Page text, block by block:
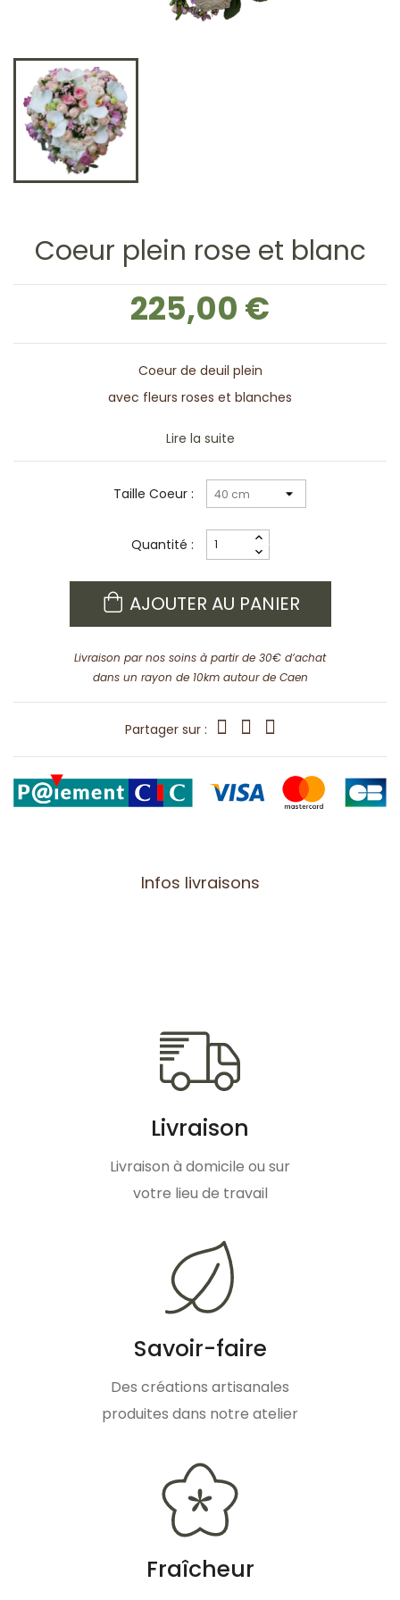
Coeur plein rose et blanc
225,00 €
Coeur de deuil plein
avec fleurs roses et blanches
Lire la suite
Taille Coeur :
Quantité :
AJOUTER AU PANIER
Livraison par nos soins à partir de 30€ d’achat
dans un rayon de 10km autour de Caen
Partager sur :
Infos livraisons
Livraison
Livraison à domicile ou sur
votre lieu de travail
Savoir-faire
Des créations artisanales
produites dans notre atelier
Fraîcheur